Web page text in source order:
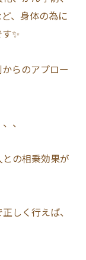
、身体の為に
✨
らのアプロー
、
の相乗効果が
しく行えば、